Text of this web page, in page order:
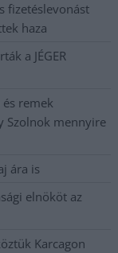
fizetéslevonást
haza
a JÉGER
remek
Szolnok mennyire
ára is
elnököt az
Karcagon